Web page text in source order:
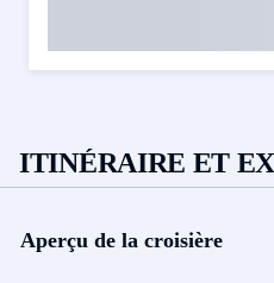
ITINÉRAIRE ET
Aperçu de la croisière